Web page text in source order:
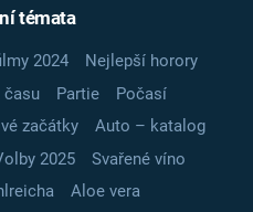
témata
2024
Nejlepší horory
času Partie
Počasí
začátky
Auto – katalog
2025
Svařené víno
Aloe vera